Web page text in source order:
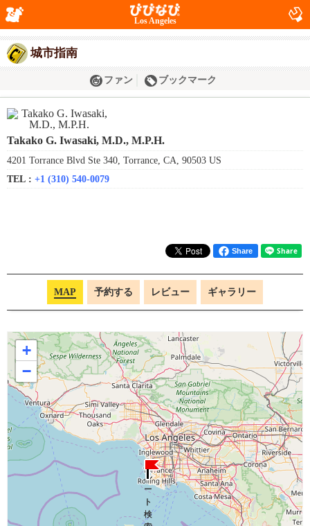
Los Angeles
城市指南
ファン ブックマーク
Takako G. Iwasaki, M.D., M.P.H.
4201 Torrance Blvd Ste 340, Torrance, CA, 90503 US
TEL : +1 (310) 540-0079
Share
MAP 予約する レビュー ギャラリー
+
−